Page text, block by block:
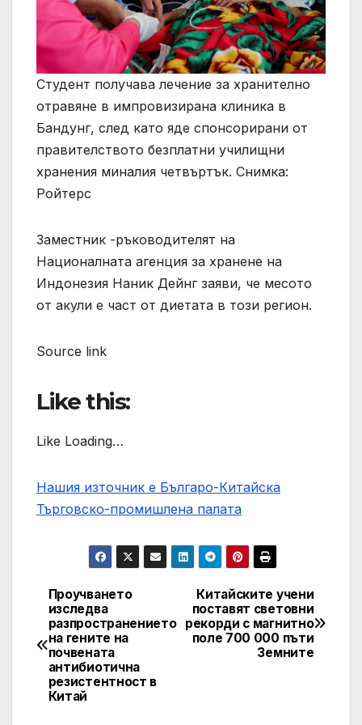
Студент получава лечение за хранително
отравяне в импровизирана клиника в
Бандунг, след като яде спонсорирани от
правителството безплатни училищни
хранения миналия четвъртък. Снимка:
Ройтерс
Заместник -ръководителят на
Националната агенция за хранене на
Индонезия Наник Дейнг заяви, че месото
от акули е част от диетата в този регион.
Source link
Like this:
Like Loading…
Нашия източник е Българо-Китайска
Търговско-промишлена палaта
Post
navigation
Китайските учени
поставят световни
рекорди с магнитно
поле 700 000 пъти
Земните
Проучването
изследва
разпространението
на гените на
почвената
антибиотична
резистентност в
Китай